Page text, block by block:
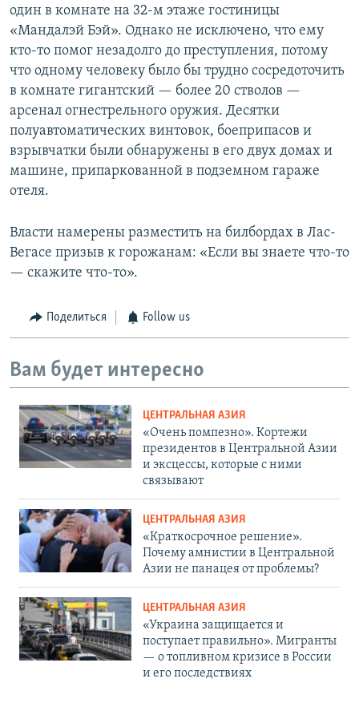
один в комнате на 32-м этаже гостиницы
«Мандалэй Бэй». Однако не исключено, что ему
кто-то помог незадолго до преступления, потому
что одному человеку было бы трудно сосредоточить
в комнате гигантский — более 20 стволов —
арсенал огнестрельного оружия. Десятки
полуавтоматических винтовок, боеприпасов и
взрывчатки были обнаружены в его двух домах и
машине, припаркованной в подземном гараже
отеля.
Власти намерены разместить на билбордах в Лас-
Вегасе призыв к горожанам: «Если вы знаете что-то
— скажите что-то».
Поделиться Follow us
Вам будет интересно
ЦЕНТРАЛЬНАЯ АЗИЯ
«Очень помпезно». Кортежи
президентов в Центральной Азии
и эксцессы, которые с ними
связывают
ЦЕНТРАЛЬНАЯ АЗИЯ
«Краткосрочное решение».
Почему амнистии в Центральной
Азии не панацея от проблемы?
ЦЕНТРАЛЬНАЯ АЗИЯ
«Украина защищается и
поступает правильно». Мигранты
— о топливном кризисе в России
и его последствиях